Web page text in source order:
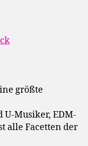
größte
U-Musiker, EDM-
alle Facetten der